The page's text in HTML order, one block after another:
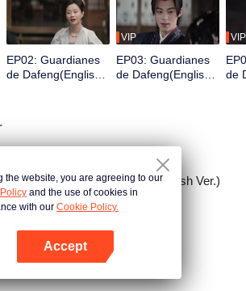
EP02: Guardianes
de Dafeng(English
VIP
EP03: Guardianes
de Dafeng(English
VIP
de
El Prisionero de la Belleza (English Ver.)
La leyenda de ShenLi
the website, you are agreeing to our
and the use of cookies in
with our Cookie Policy.
Accept